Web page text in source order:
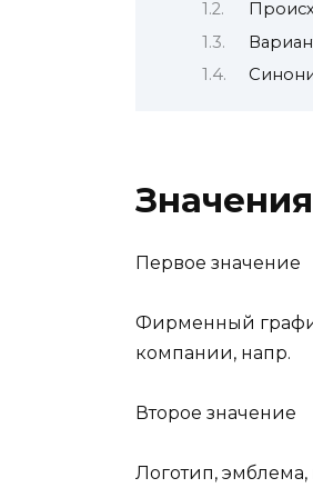
Значения
Первое значение
Фирменный
компании, напр.
Второе значение
Логотип, эмблема,